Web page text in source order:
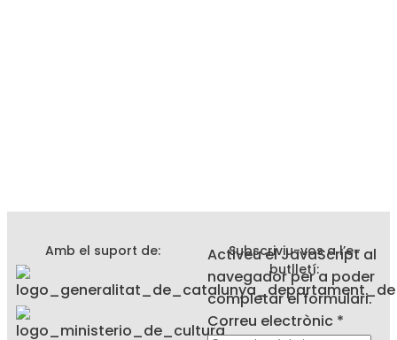
Amb el suport de:
Subscriviu-vos a l’e-
butlletí:
Activeu el JavaScript al
navegador per a poder
completar el formulari.
Correu electrònic *